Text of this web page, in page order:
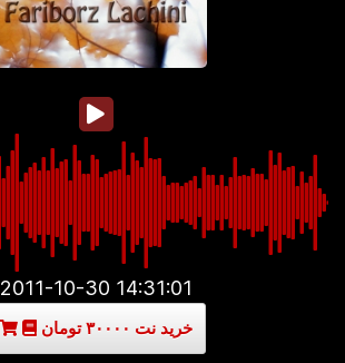
2011-10-30 14:31:01
خرید نت ۳۰۰۰۰ تومان